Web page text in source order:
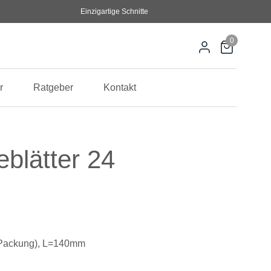
Einzigartige Schnitte
Ratgeber Kontakt
0
24
L=140mm
62,00 €
€.